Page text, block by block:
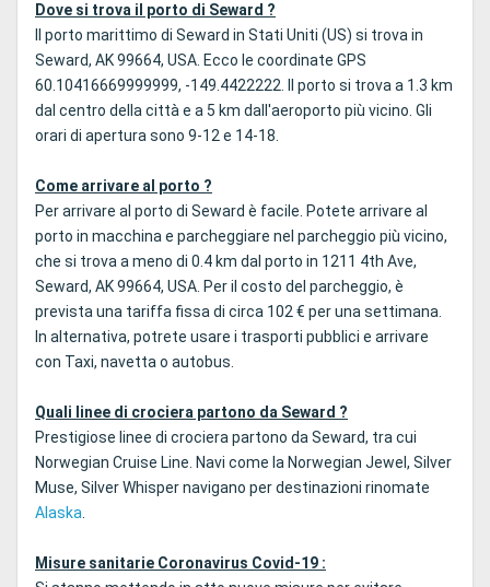
Dove si trova il porto di Seward ?
Il porto marittimo di Seward in Stati Uniti (US) si trova in
Seward, AK 99664, USA. Ecco le coordinate GPS
60.10416669999999, -149.4422222. Il porto si trova a 1.3 km
dal centro della città e a 5 km dall'aeroporto più vicino. Gli
orari di apertura sono 9-12 e 14-18.
Come arrivare al porto ?
Per arrivare al porto di Seward è facile. Potete arrivare al
porto in macchina e parcheggiare nel parcheggio più vicino,
che si trova a meno di 0.4 km dal porto in 1211 4th Ave,
Seward, AK 99664, USA. Per il costo del parcheggio, è
prevista una tariffa fissa di circa 102 € per una settimana.
In alternativa, potrete usare i trasporti pubblici e arrivare
con Taxi, navetta o autobus.
Quali linee di crociera partono da Seward ?
Prestigiose linee di crociera partono da Seward, tra cui
Norwegian Cruise Line. Navi come la Norwegian Jewel, Silver
Muse, Silver Whisper navigano per destinazioni rinomate
Alaska.
Misure sanitarie Coronavirus Covid-19 :